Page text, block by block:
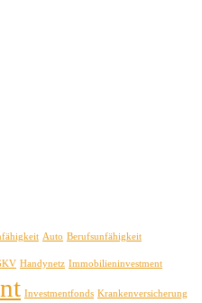
Auto Berufsunfähigkeit
Handynetz Immobilieninvestment
Investmentfonds Krankenversicherung